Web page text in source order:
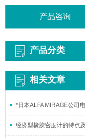
产品咨询
产品分类
相关文章
*日本ALFA MIRAGE公司
经济型橡胶密度计的特点